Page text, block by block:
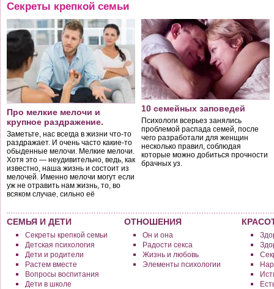
Секреты крепкой семьи
Про мелкие мелочи и
крупное раздражение.
Заметьте, нас всегда в жизни что-то
раздражает. И очень часто какие-то
обыденные мелочи. Мелкие мелочи.
Хотя это — неудивительно, ведь, как
известно, наша жизнь и состоит из
мелочей. Именно мелочи могут если
уж не отравить нам жизнь, то, во
всяком случае, сильно её
10 семейных заповедей
Психологи всерьез занялись
проблемой распада семей, после
чего разработали для женщин
несколько правил, соблюдая
которые можно добиться прочности
брачных уз.
СЕМЬЯ И ДЕТИ
Секреты крепкой семьи
Детская психология
Дети и родители
Растем вместе
Вопросы воспитания
Дети в школе
ОТНОШЕНИЯ
Он и она
Радости секса
Жизнь и любовь
Элементы психологии